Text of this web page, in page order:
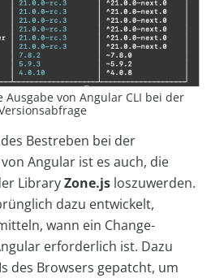
von Angular CLI bei der
Bestreben bei der
Angular ist es auch, die
LibraryZone.js loszuwerden.
dazu entwickelt,
wann ein Change-
erforderlich ist. Dazu
des Browsers gepatcht, um